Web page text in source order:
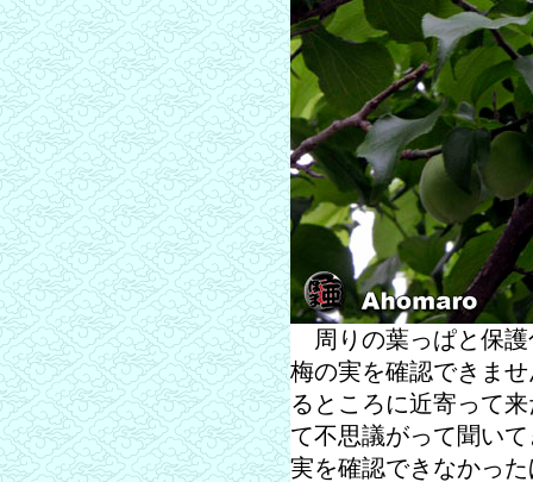
周りの葉っぱと保護
梅の実を確認できま
るところに近寄って
て不思議がって聞い
実を確認できなかっ